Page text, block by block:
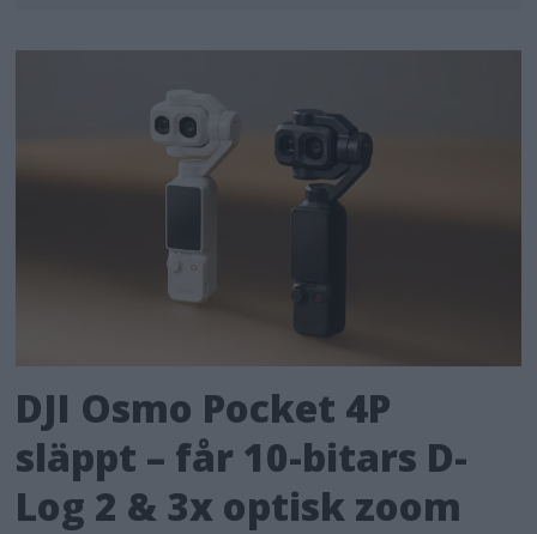
DJI Osmo Pocket 4P
släppt – får 10-bitars D-
Log 2 & 3x optisk zoom